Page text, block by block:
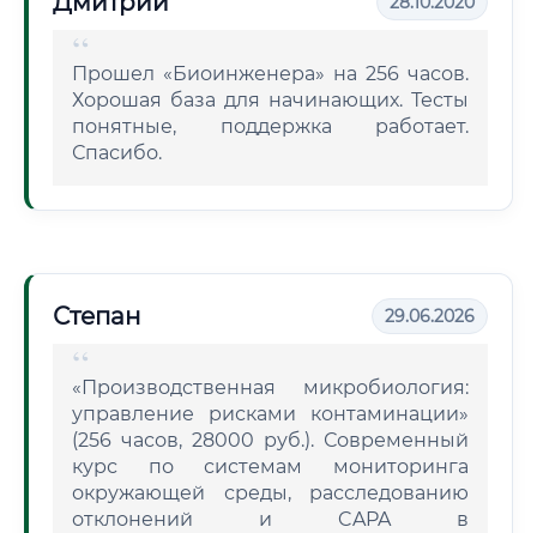
Прошел «Биоинженера» на 256 часов.
Хорошая база для начинающих. Тесты
понятные, поддержка работает.
Спасибо.
Степан 29.06.2026
«Производственная микробиология:
управление рисками контаминации»
(256 часов, 28000 руб.). Современный
курс по системам мониторинга
окружающей среды, расследованию
отклонений и CAPA в